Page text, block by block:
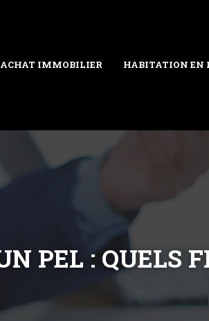
ACHAT IMMOBILIER HABITATION EN
PEL : QUELS